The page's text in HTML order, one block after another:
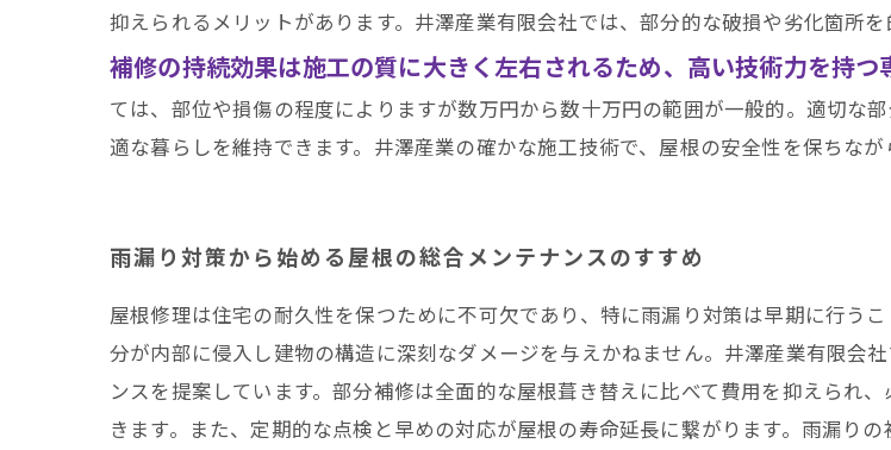
抑えられるメリットがあります。井澤産業有限会社では、部分的な破損や劣化箇所
補修の持続効果は施工の質に大きく左右されるため、高い技術力を持
ては、部位や損傷の程度によりますが数万円から数十万円の範囲が一般的。適切な
適な暮らしを維持できます。井澤産業の確かな施工技術で、屋根の安全性を保ちなが
雨漏り対策から始める屋根の総合メンテナンスのすすめ
屋根修理は住宅の耐久性を保つために不可欠であり、特に雨漏り対策は早期に行う
分が内部に侵入し建物の構造に深刻なダメージを与えかねません。井澤産業有限会
ンスを提案しています。部分補修は全面的な屋根葺き替えに比べて費用を抑えられ
きます。また、定期的な点検と早めの対応が屋根の寿命延長に繋がります。雨漏り